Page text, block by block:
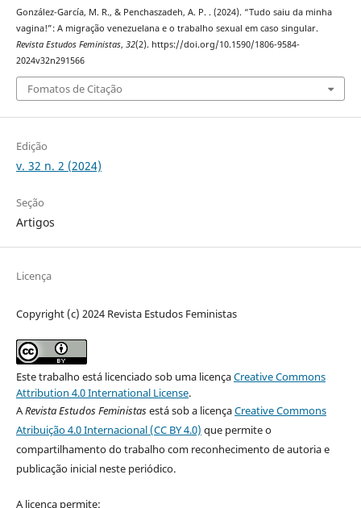
González-García, M. R., & Penchaszadeh, A. P. . (2024). “Tudo saiu da minha
vagina!”: A migração venezuelana e o trabalho sexual em caso singular.
Revista Estudos Feministas, 32(2). https://doi.org/10.1590/1806-9584-
2024v32n291566
Fomatos de Citação
Edição
v. 32 n. 2 (2024)
Seção
Artigos
Licença
Copyright (c) 2024 Revista Estudos Feministas
Este trabalho está licenciado sob uma licençaCreative Commons
Attribution 4.0 International License.
ARevista Estudos Feministasestá sob a licençaCreative Commons
Atribuição 4.0 Internacional (CC BY 4.0) que permite o
compartilhamento do trabalho com reconhecimento de autoria e
publicação inicial neste periódico.
A licença permite: